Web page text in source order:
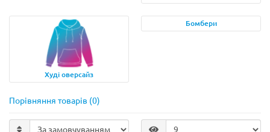
Худі оверсайз
Бомбери
Порівняння товарів (0)